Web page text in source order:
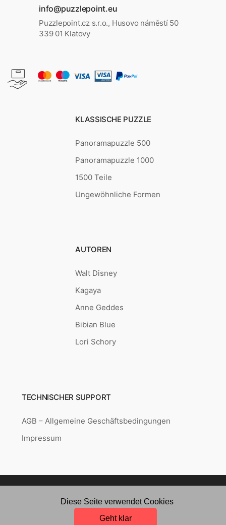
info@puzzlepoint.eu
Puzzlepoint.cz s.r.o., Husovo náměstí 50
339 01 Klatovy
KLASSISCHE PUZZLE
Panoramapuzzle 500
Panoramapuzzle 1000
1500 Teile
Ungewöhnliche Formen
AUTOREN
Walt Disney
Kagaya
Anne Geddes
Bibian Blue
Lori Schory
TECHNISCHER SUPPORT
AGB – Allgemeine Geschäftsbedingungen
Impressum
Diese Seite verwendet Cookies
Geht klar